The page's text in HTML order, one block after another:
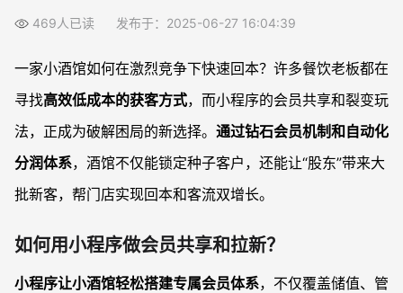
小酒馆适合用什么类型的小程序裂变工具？
优惠券该怎么设置才能提升到店消费转化率？
一拖二玩法是否适合所有类型的小酒馆？
469人已读 发布于：2025-06-27 16:04:39
一家小酒馆如何在激烈竞争下快速回本？许多餐饮老板都在
寻找高效低成本的获客方式，而小程序的会员共享和裂变玩
法，正成为破解困局的新选择。 通过钻石会员机制和自动化
分润体系，酒馆不仅能锁定种子客户，还能让“股东”带来大
批新客，帮门店实现回本和客流双增长。
如何用小程序做会员共享和拉新？
小程序让小酒馆轻松搭建专属会员体系，不仅覆盖储值、管